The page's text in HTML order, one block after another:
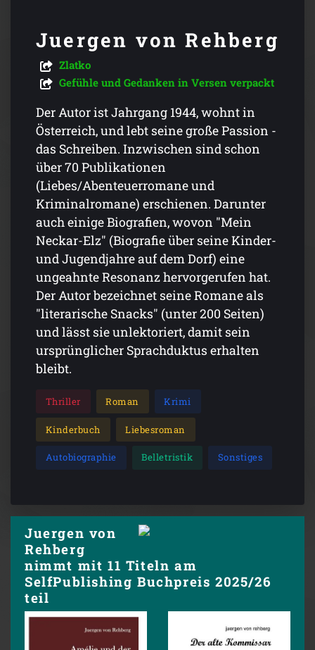
Juergen von Rehberg
Zlatko
Gefühle und Gedanken in Versen verpackt
Der Autor ist Jahrgang 1944, wohnt in
Österreich, und lebt seine große Passion -
das Schreiben. Inzwischen sind schon
über 70 Publikationen
(Liebes/Abenteuerromane und
Kriminalromane) erschienen. Darunter
auch einige Biografien, wovon "Mein
Neckar-Elz" (Biografie über seine Kinder-
und Jugendjahre auf dem Dorf) eine
ungeahnte Resonanz hervorgerufen hat.
Der Autor bezeichnet seine Romane als
"literarische Snacks" (unter 200 Seiten)
und lässt sie unlektoriert, damit sein
ursprünglicher Sprachduktus erhalten
bleibt.
Thriller Roman Krimi
Kinderbuch Liebesroman
Autobiographie Belletristik Sonstiges
Juergen von
Rehberg
nimmt mit 11 Titeln am
SelfPublishing Buchpreis 2025/26
teil